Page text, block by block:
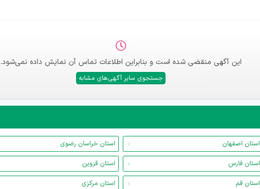
این آگهی منقضی شده است و بنابراین اطلاعات تماس آن نمایش داده نمی‌شود.
جستجوی سایر آگهی‌های مشابه
استان اصفهان استان خراسان رضوی
استان فارس استان قزوین
استان قم استان مرکزی